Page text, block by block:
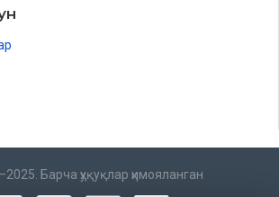
Барча ҳуқуқлар ҳимояланган